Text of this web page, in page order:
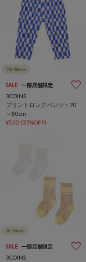
SALE 一部店舗限定
3COINS
プリントロングパンツ：70
～80cm
¥550 (37%OFF)
SALE 一部店舗限定
3COINS